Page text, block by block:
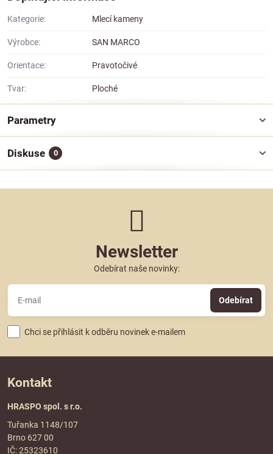
Kategorie: Mlecí kameny
Výrobce: SAN MARCO
Orientace: Pravotočivé
Tvar: Ploché
Parametry
Diskuse 0
Newsletter
Odebírat naše novinky:
Odebírat
Chci se přihlásit k odběru novinek e-mailem
Kontakt
HRASPO spol. s r.o.
Tuřanka 1148/107
Brno 627 00
IČ: 25323610